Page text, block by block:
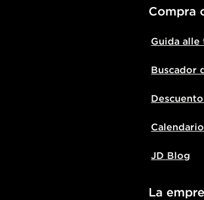
Compra
Guida alle
Buscador
JD Blog
La